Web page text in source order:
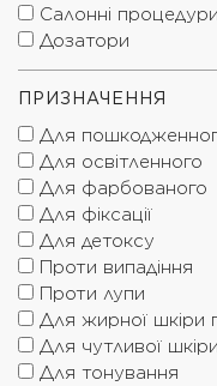
Салонні процедури
Дозатори
ПРИЗНАЧЕННЯ
Для
Для освітленного
Для фарбованого
Для фіксації
Для детоксу
Проти випадіння
Проти лупи
Для жирної шкіри
Для чутливої шкіри
Для тонування